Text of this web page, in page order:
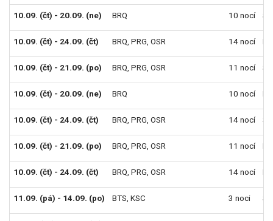
10.09. (čt) - 20.09. (ne) BRQ 10 nocí
10.09. (čt) - 24.09. (čt) BRQ PRG OSR 14 nocí
10.09. (čt) - 21.09. (po) BRQ PRG OSR 11 nocí
10.09. (čt) - 20.09. (ne) BRQ 10 nocí
10.09. (čt) - 24.09. (čt) BRQ PRG OSR 14 nocí
10.09. (čt) - 21.09. (po) BRQ PRG OSR 11 nocí
10.09. (čt) - 24.09. (čt) BRQ PRG OSR 14 nocí
11.09. (pá) - 14.09. (po) BTS KSC 3 noci